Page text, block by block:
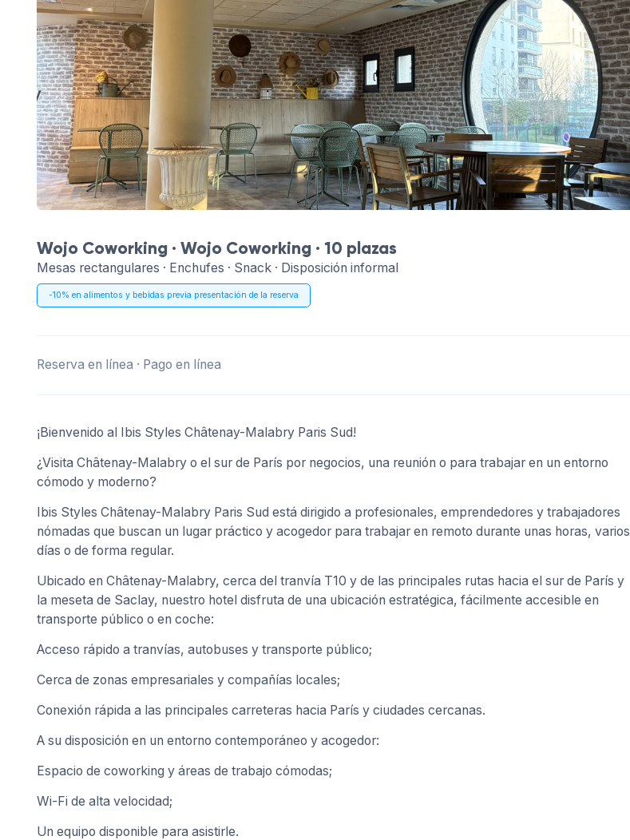
Wojo Coworking · Wojo Coworking· 10 plazas
Mesas rectangulares · Enchufes · Snack · Disposición informal
-10% en alimentos y bebidas previa presentación de la reserva
Reserva en línea · Pago en línea
¡Bienvenido al Ibis Styles Châtenay-Malabry Paris Sud!
¿Visita Châtenay-Malabry o el sur de París por negocios, una reunión o para trabajar en un entorno
cómodo y moderno?
Ibis Styles Châtenay-Malabry Paris Sud está dirigido a profesionales, emprendedores y trabajadores
nómadas que buscan un lugar práctico y acogedor para trabajar en remoto durante unas horas, varios
días o de forma regular.
Ubicado en Châtenay-Malabry, cerca del tranvía T10 y de las principales rutas hacia el sur de París y
la meseta de Saclay, nuestro hotel disfruta de una ubicación estratégica, fácilmente accesible en
transporte público o en coche:
Acceso rápido a tranvías, autobuses y transporte público;
Cerca de zonas empresariales y compañías locales;
Conexión rápida a las principales carreteras hacia París y ciudades cercanas.
A su disposición en un entorno contemporáneo y acogedor:
Espacio de coworking y áreas de trabajo cómodas;
Wi-Fi de alta velocidad;
Un equipo disponible para asistirle.